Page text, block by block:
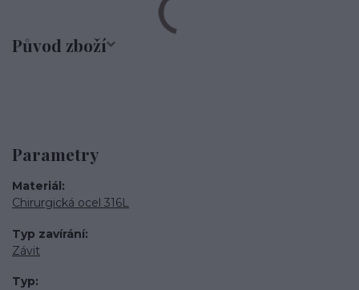
Původ zboží
Parametry
Materiál
Chirurgická ocel 316L
Typ zavírání
Závit
Typ